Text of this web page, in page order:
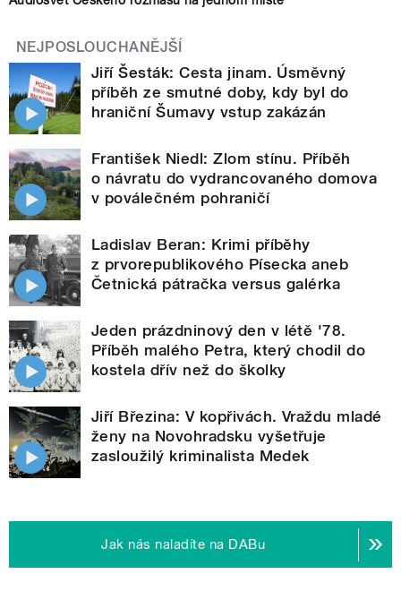
NEJPOSLOUCHANĚJŠÍ
Jiří Šesták: Cesta jinam. Úsměvný
příběh ze smutné doby, kdy byl do
hraniční Šumavy vstup zakázán
František Niedl: Zlom stínu. Příběh
o návratu do vydrancovaného domova
v poválečném pohraničí
Ladislav Beran: Krimi příběhy
z prvorepublikového Písecka aneb
Četnická pátračka versus galérka
Jeden prázdninový den v létě '78.
Příběh malého Petra, který chodil do
kostela dřív než do školky
Jiří Březina: V kopřivách. Vraždu mladé
ženy na Novohradsku vyšetřuje
zasloužilý kriminalista Medek
Jak nás naladíte na DABu